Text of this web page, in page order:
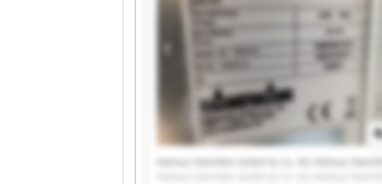
Helmut Steinfels GmbH & Co. KG Helmut